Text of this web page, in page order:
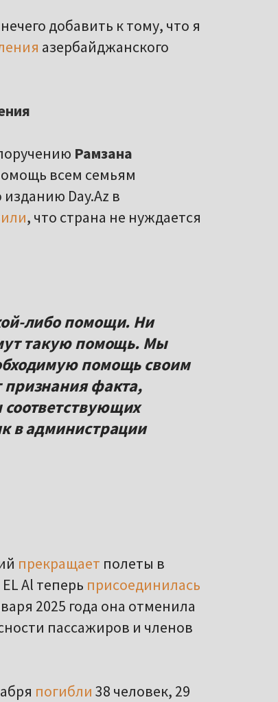
добавить к тому, что я
азербайджанского
Рамзана
всем семьям
Day.Az в
, что страна не нуждается
либо помощи. Ни
такую помощь. Мы
помощь своим
факта,
в администрации
прекращает полеты в
Al теперь присоединилась
2025 года она отменила
пассажиров и членов
погибли 38 человек, 29